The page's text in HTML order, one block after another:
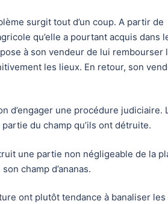
surgit tout d’un coup. A partir de
qu’elle a pourtant acquis dans
à son vendeur de lui rembourser
les lieux. En retour, son
d’engager une procédure judiciaire.
du champ qu’ils ont détruite.
une partie non négligeable de la
champ d’ananas.
ont plutôt tendance à banaliser les